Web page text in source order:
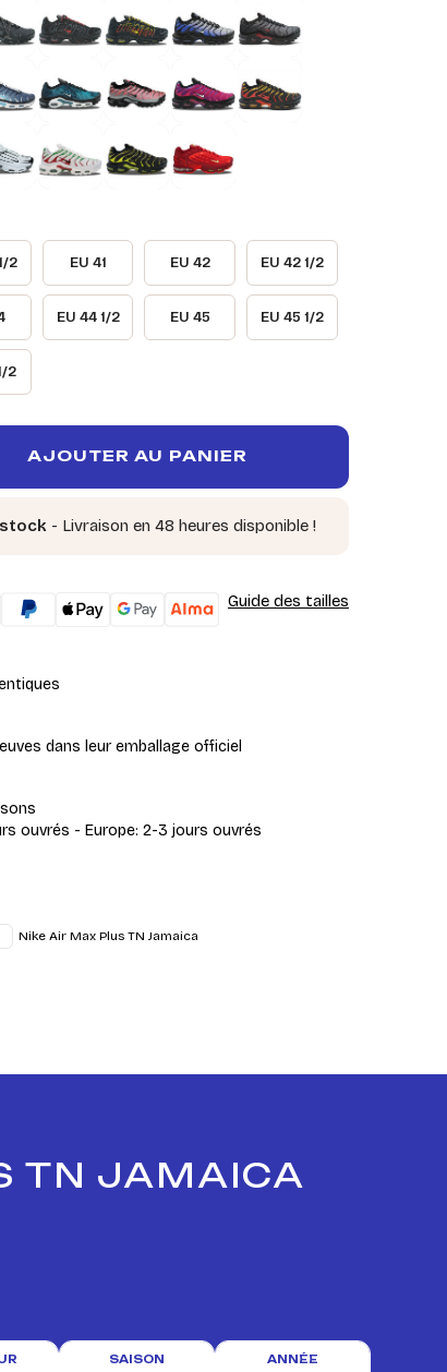
2 EU 41 EU 42 EU 42 1/2
EU 44 1/2 EU 45 EU 45 1/2
2
AJOUTER AU PANIER
stock - Livraison en 48 heures disponible !
Guide des tailles
dans leur emballage officiel
ouvrés - Europe: 2-3 jours ouvrés
Nike Air Max Plus TN Jamaica
TN JAMAICA
SAISON ANNÉE